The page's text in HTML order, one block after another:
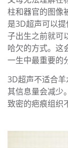
柱和器官的图像
是3D超声可以
子出生之前就可
哈欠的方式。这
一生中最重要的
3D超声不适合
其信息量会减少
致密的疤痕组织